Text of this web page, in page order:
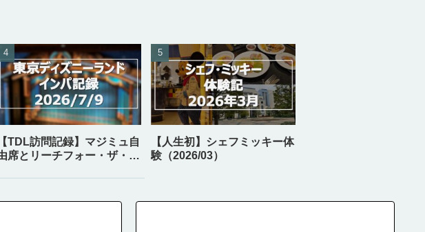
【TDL訪問記録】マジミュ自
席とリーチフォー・ザ・ス
【人生初】シェフミッキー体
験（2026/03）